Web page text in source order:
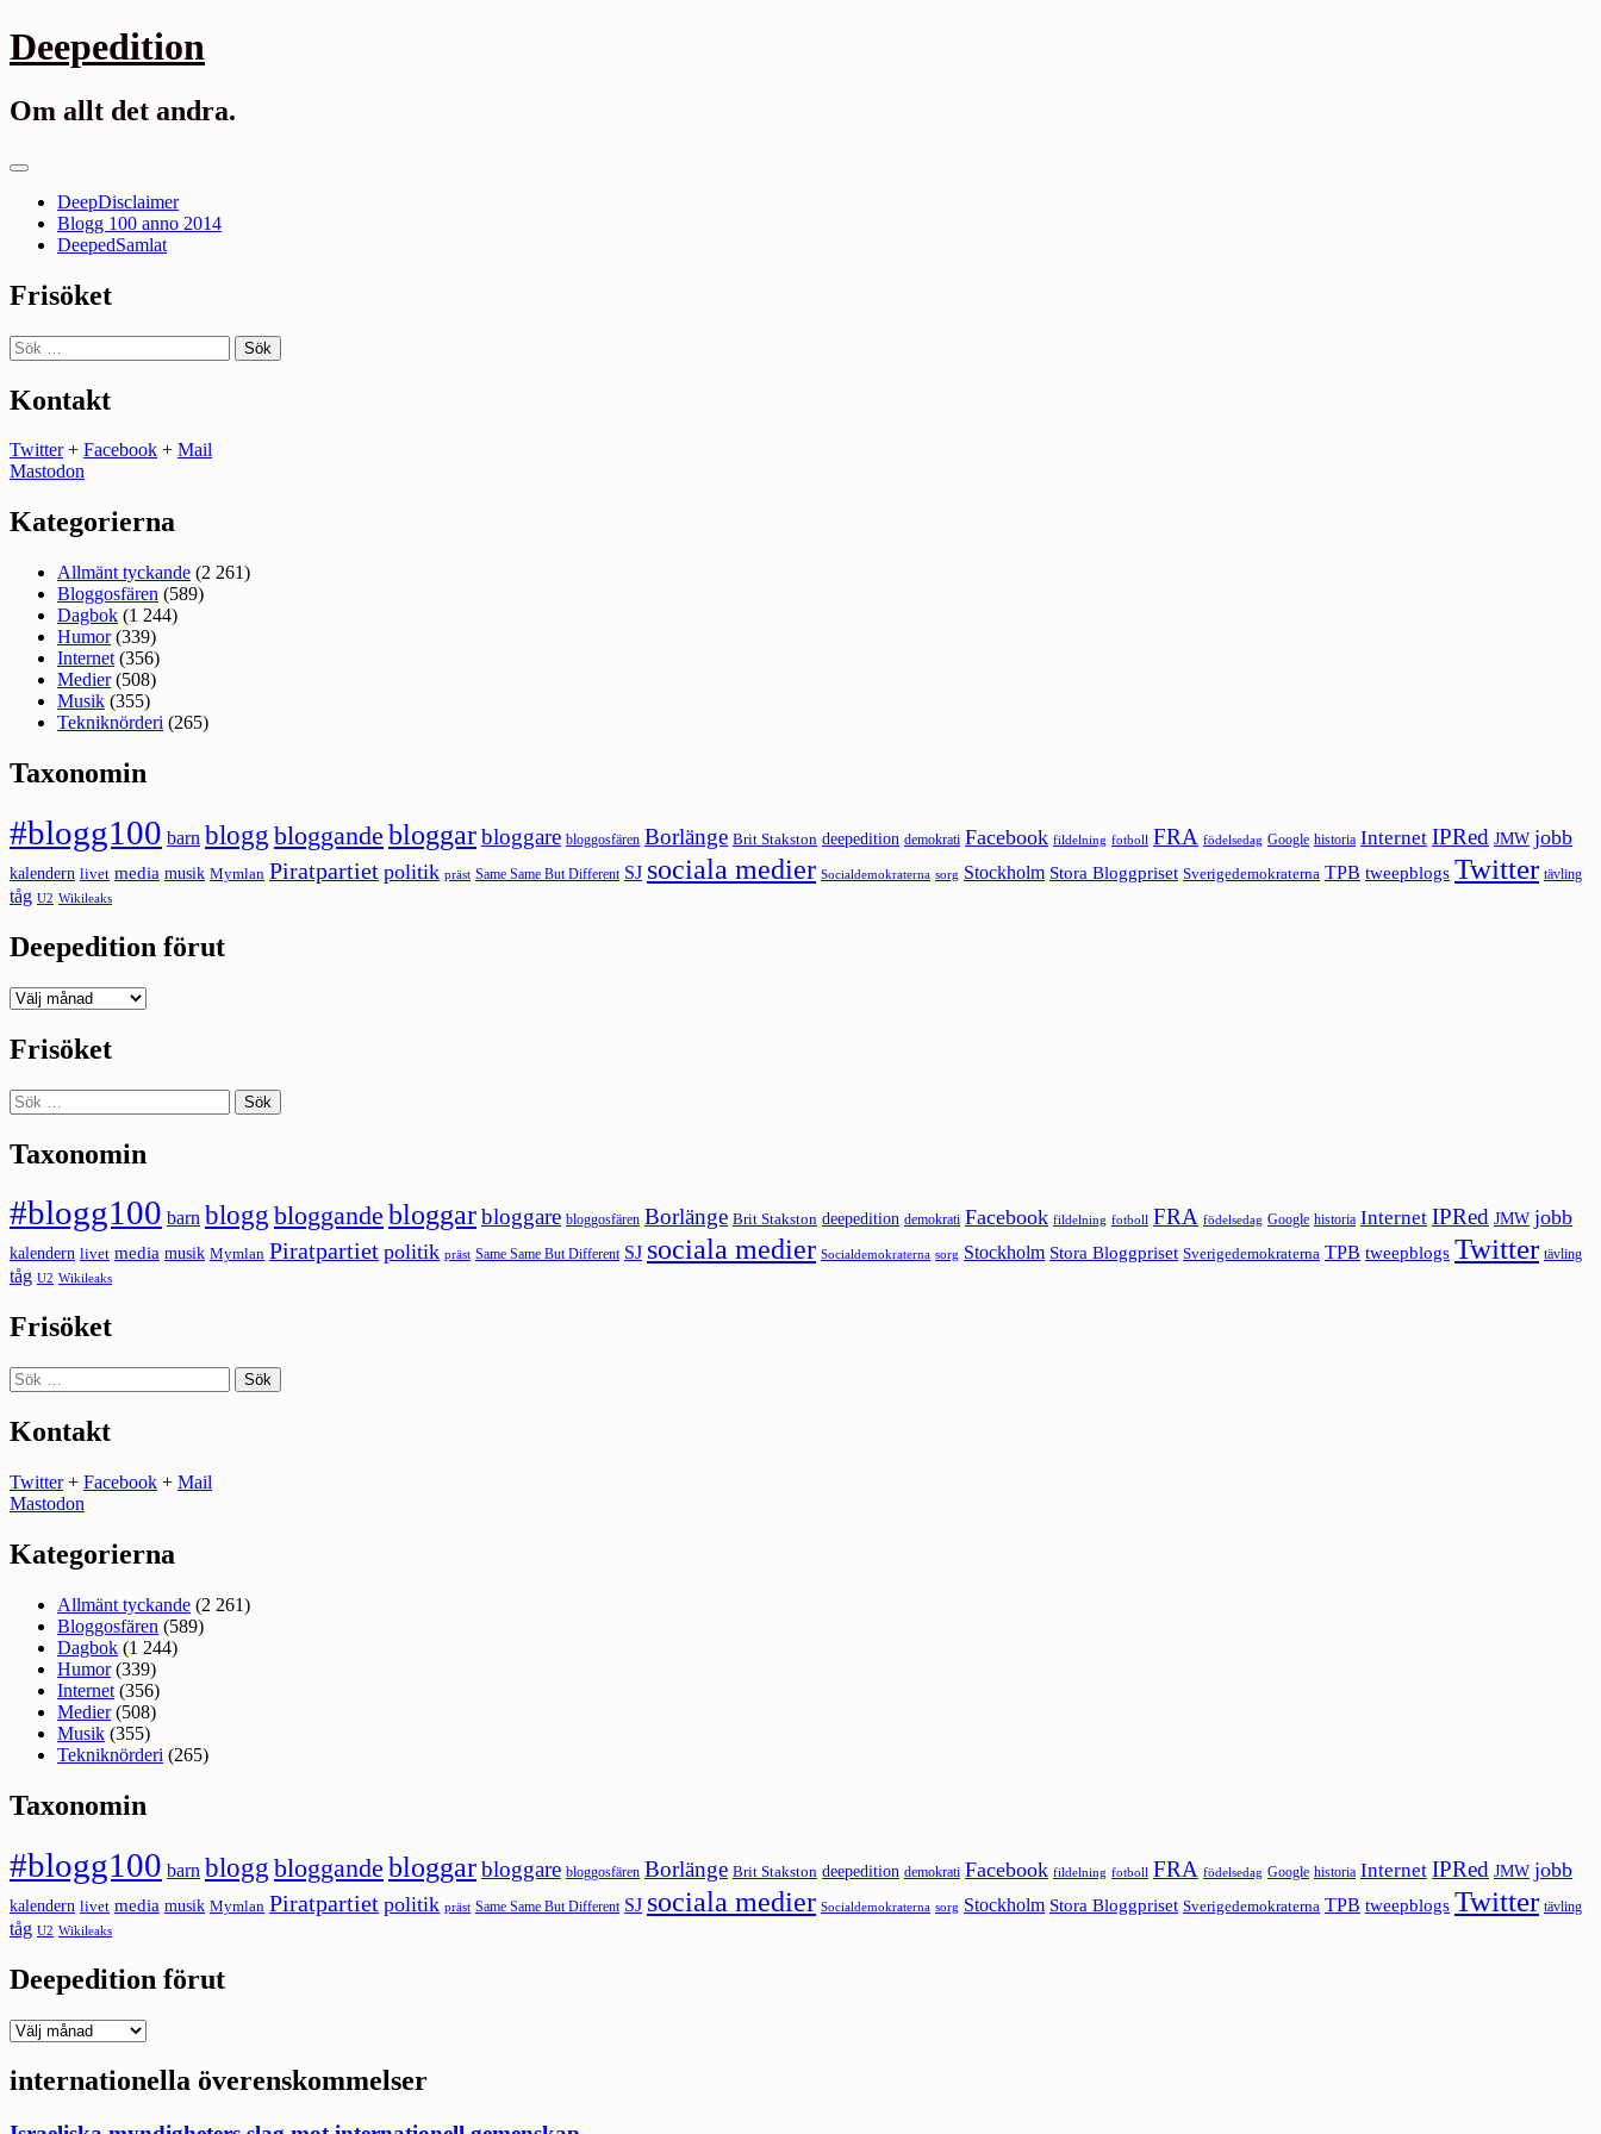
Gå
till
Deepedition
Om allt det andra.
Primär
DeepDisclaimer
Blogg 100 anno 2014
DeepedSamlat
Frisöket
Sök
efter:
Kontakt
Twitter+ Facebook + Mail
Mastodon
Kategorierna
Allmänt tyckande (2 261)
Bloggosfären (589)
Dagbok (1 244)
Humor(339)
Internet (356)
Medier(508)
Musik (355)
Tekniknörderi (265)
Taxonomin
#blogg100 barn blogg bloggande bloggarbloggare bloggosfären Borlänge Brit Stakston deepedition demokrati Facebook fildelning fotboll FRA födelsedag Google historia Internet IPRed JMW jobb
kalendern livet media musik Mymlan Piratpartiet politik präst Same Same But Different SJ sociala medier Socialdemokraterna sorg Stockholm Stora Bloggpriset Sverigedemokraterna TPB tweepblogs Twitter tävling
tåg U2 Wikileaks
Deepedition förut
Deepedition
Frisöket
Sök
efter:
Taxonomin
#blogg100 barn blogg bloggande bloggarbloggare bloggosfären Borlänge Brit Stakston deepedition demokrati Facebook fildelning fotboll FRA födelsedag Google historia Internet IPRed JMW jobb
kalendern livet media musik Mymlan Piratpartiet politik präst Same Same But Different SJ sociala medier Socialdemokraterna sorg Stockholm Stora Bloggpriset Sverigedemokraterna TPB tweepblogs Twitter tävling
tåg U2 Wikileaks
Frisöket
Sök
efter:
Kontakt
Twitter+ Facebook + Mail
Mastodon
Kategorierna
Allmänt tyckande (2 261)
Bloggosfären (589)
Dagbok (1 244)
Humor(339)
Internet (356)
Medier(508)
Musik (355)
Tekniknörderi (265)
Taxonomin
#blogg100 barn blogg bloggande bloggarbloggare bloggosfären Borlänge Brit Stakston deepedition demokrati Facebook fildelning fotboll FRA födelsedag Google historia Internet IPRed JMW jobb
kalendern livet media musik Mymlan Piratpartiet politik präst Same Same But Different SJ sociala medier Socialdemokraterna sorg Stockholm Stora Bloggpriset Sverigedemokraterna TPB tweepblogs Twitter tävling
tåg U2 Wikileaks
Deepedition förut
Deepedition
internationella överenskommelser